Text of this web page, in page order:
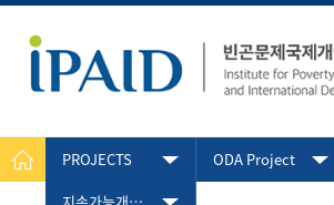
PROJECTS ODA Project